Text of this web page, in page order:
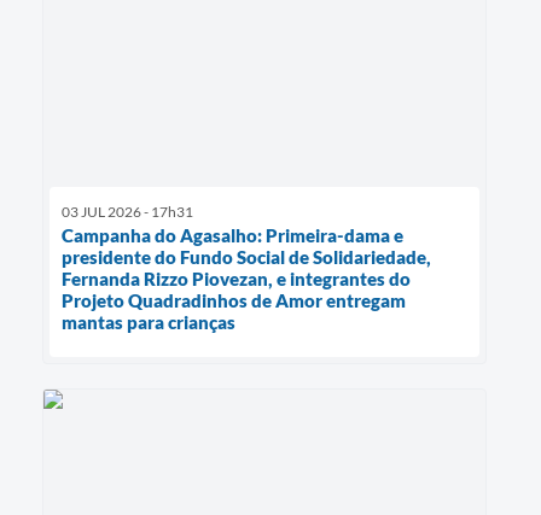
03 JUL 2026 - 17h31
Campanha do Agasalho: Primeira-dama e
presidente do Fundo Social de Solidariedade,
Fernanda Rizzo Piovezan, e integrantes do
Projeto Quadradinhos de Amor entregam
mantas para crianças